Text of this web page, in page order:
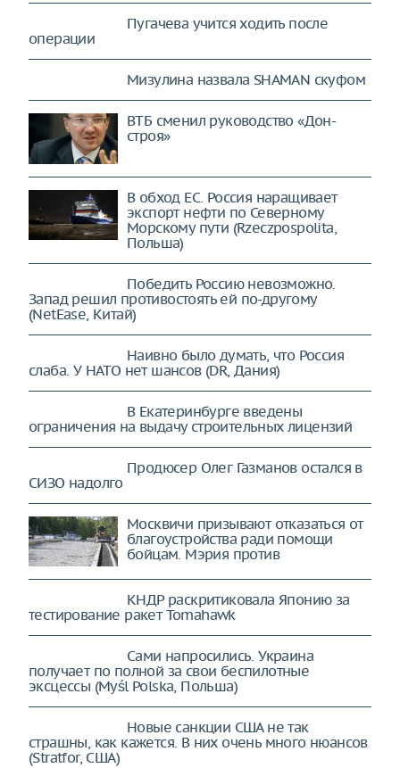
Пугачева учится ходить после
операции
Мизулина назвала SHAMAN скуфом
ВТБ сменил руководство «Дон-
строя»
В обход ЕС. Россия наращивает
экспорт нефти по Северному
Морскому пути (Rzeczpospolita,
Польша)
Победить Россию невозможно.
Запад решил противостоять ей по-другому
(NetEase, Китай)
Наивно было думать, что Россия
слаба. У НАТО нет шансов (DR, Дания)
В Екатеринбурге введены
ограничения на выдачу строительных лицензий
Продюсер Олег Газманов остался в
СИЗО надолго
Москвичи призывают отказаться от
благоустройства ради помощи
бойцам. Мэрия против
КНДР раскритиковала Японию за
тестирование ракет Tomahawk
Сами напросились. Украина
получает по полной за свои беспилотные
эксцессы (Myśl Polska, Польша)
Новые санкции США не так
страшны, как кажется. В них очень много нюансов
(Stratfor, США)